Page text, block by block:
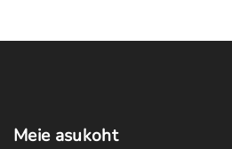
Meie asukoht